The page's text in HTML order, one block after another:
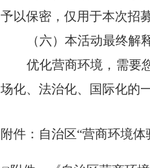
予以保密，仅用于本次招
（六） 本活动最终解
优化营商环境 ，需要
场化、法治化、国际化的
附件： 自治区“营商环境体